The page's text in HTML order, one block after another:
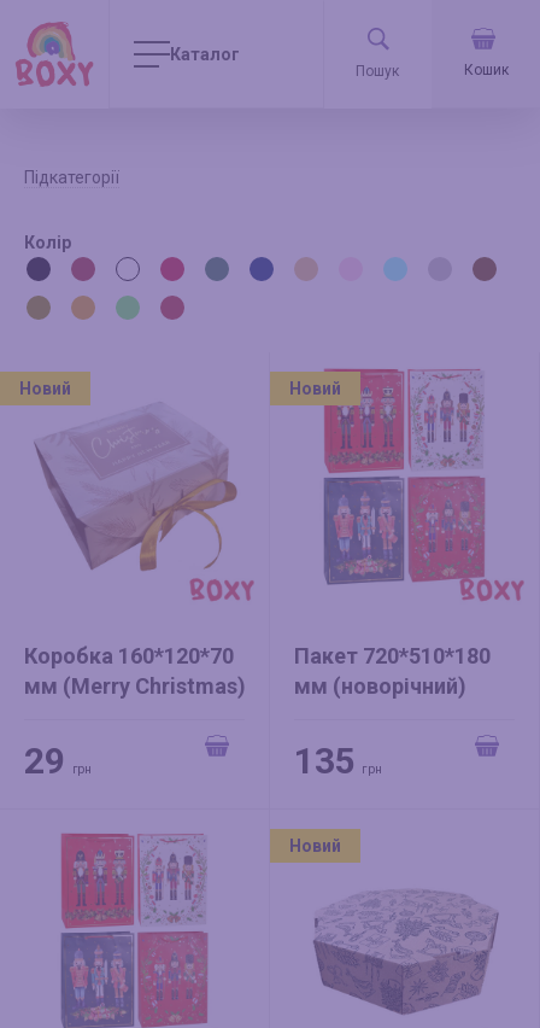
Каталог
Кошик
Підкатегорії
Колір
Новий
Коробка 160*120*70
мм (Merry Christmas)
29 грн
Новий
Пакет 720*510*180
мм (новорічний)
135 грн
Новий